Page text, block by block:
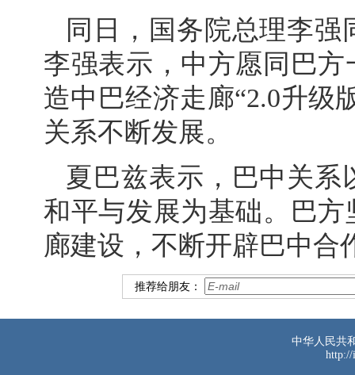
同日，国务院总理李
李强表示，中方愿同巴
造中巴经济走廊“2.0升级
关系不断发展。
夏巴兹表示，巴中关
和平与发展为基础。巴
廊建设，不断开辟巴中合
推荐给朋友：
中华人民共
http://